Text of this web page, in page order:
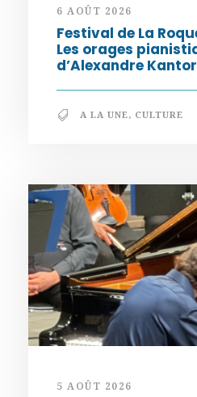
6 AOÛT 2026
Festival de La
Les orages
d’Alexandre
A LA UNE, CULTURE
5 AOÛT 2026